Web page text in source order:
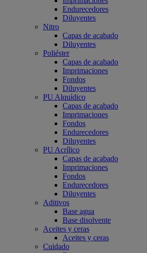
Endurecedores
Diluyentes
Nitro
Capas de acabado
Diluyentes
Poliéster
Capas de acabado
Imprimaciones
Fondos
Diluyentes
PU Alquídico
Capas de acabado
Imprimaciones
Fondos
Endurecedores
Diluyentes
PU Acrílico
Capas de acabado
Imprimaciones
Fondos
Endurecedores
Diluyentes
Aditivos
Base agua
Base disolvente
Aceites y ceras
Aceites y ceras
Cuidado